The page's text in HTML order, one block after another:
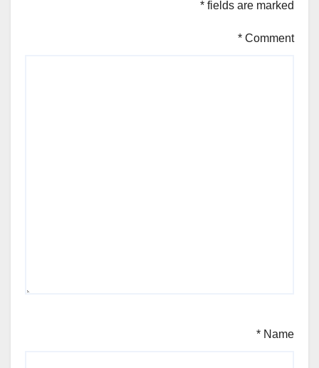
fields are marked
*
Comment
*
Name
*